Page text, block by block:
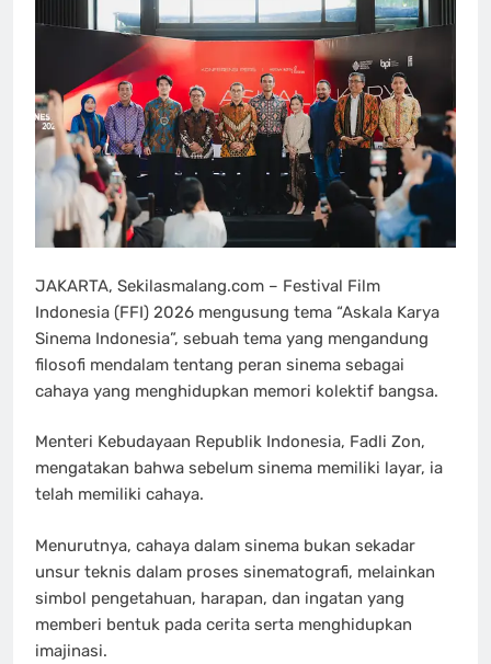
JAKARTA, Sekilasmalang.com – Festival Film
Indonesia (FFI) 2026 mengusung tema “Askala Karya
Sinema Indonesia”, sebuah tema yang mengandung
filosofi mendalam tentang peran sinema sebagai
cahaya yang menghidupkan memori kolektif bangsa.
Menteri Kebudayaan Republik Indonesia, Fadli Zon,
mengatakan bahwa sebelum sinema memiliki layar, ia
telah memiliki cahaya.
Menurutnya, cahaya dalam sinema bukan sekadar
unsur teknis dalam proses sinematografi, melainkan
simbol pengetahuan, harapan, dan ingatan yang
memberi bentuk pada cerita serta menghidupkan
imajinasi.